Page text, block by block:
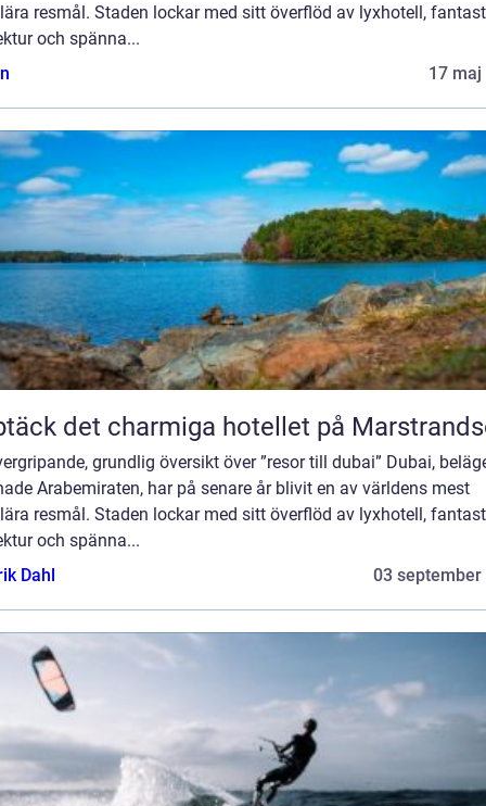
resmål. Staden lockar med sitt överflöd av lyxhotell,
och spänna...
17 maj
det charmiga hotellet på
grundlig översikt över ”resor till dubai” Dubai,
Arabemiraten, har på senare år blivit en av världens mest
resmål. Staden lockar med sitt överflöd av lyxhotell,
och spänna...
Dahl
03 september